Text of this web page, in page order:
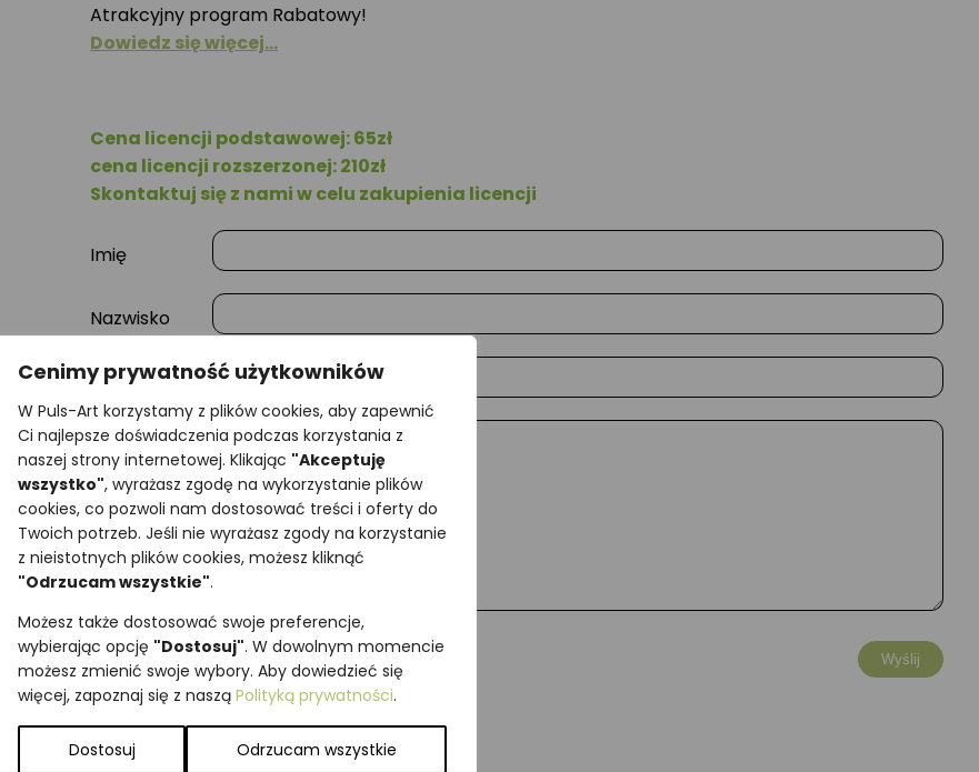
Cenimy prywatność użytkowników
W Puls-Art korzystamy z plików cookies, aby zapewnić
Ci najlepsze doświadczenia podczas korzystania z
naszej strony internetowej. Klikając "Akceptuję
wszystko", wyrażasz zgodę na wykorzystanie plików
cookies, co pozwoli nam dostosować treści i oferty do
Twoich potrzeb. Jeśli nie wyrażasz zgody na korzystanie
z nieistotnych plików cookies, możesz kliknąć
"Odrzucam wszystkie".
Możesz także dostosować swoje preferencje,
wybierając opcję "Dostosuj". W dowolnym momencie
możesz zmienić swoje wybory. Aby dowiedzieć się
więcej, zapoznaj się z naszą Polityką prywatności.
Dostosuj Odrzucam wszystkie
Atrakcyjny program Rabatowy!
Dowiedz się więcej…
Cena licencji podstawowej: 65zł
cena licencji rozszerzonej: 210zł
Skontaktuj się z nami w celu zakupienia licencji
Imię
Nazwisko
E-mail
Wiadomość
Najniższa cena z ostatnich 30 dni:65,00
SKU:Brak danych
Kategorie:
ILUSTRACJE,Owady,Pozostałe